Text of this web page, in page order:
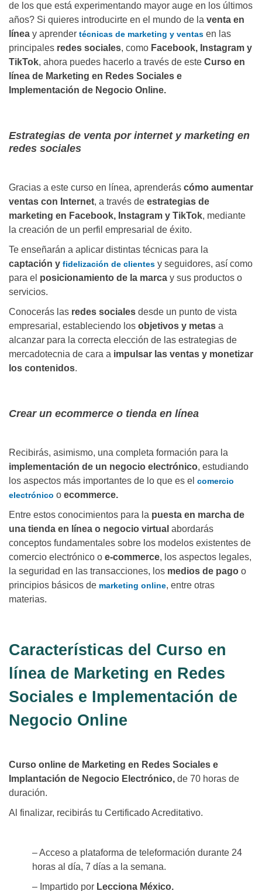
de los que está experimentando mayor auge en los últimos
años? Si quieres introducirte en el mundo de la venta en
línea y aprender técnicas de marketing y ventas en las
principales redes sociales, como Facebook, Instagram y
TikTok, ahora puedes hacerlo a través de este Curso en
línea de Marketing en Redes Sociales e
Implementación de Negocio Online.
Estrategias de venta por internet y marketing en
redes sociales
Gracias a este curso en línea, aprenderás cómo aumentar
ventas con Internet, a través de estrategias de
marketing en Facebook, Instagram y TikTok, mediante
la creación de un perfil empresarial de éxito.
Te enseñarán a aplicar distintas técnicas para la
captación y fidelización de clientes y seguidores, así como
para el posicionamiento de la marca y sus productos o
servicios.
Conocerás las redes sociales desde un punto de vista
empresarial, estableciendo los objetivos y metas a
alcanzar para la correcta elección de las estrategias de
mercadotecnia de cara a impulsar las ventas y monetizar
los contenidos.
Crear un ecommerce o tienda en línea
Recibirás, asimismo, una completa formación para la
implementación de un negocio electrónico, estudiando
los aspectos más importantes de lo que es el comercio
electrónico o ecommerce.
Entre estos conocimientos para la puesta en marcha de
una tienda en línea o negocio virtual abordarás
conceptos fundamentales sobre los modelos existentes de
comercio electrónico o e-commerce, los aspectos legales,
la seguridad en las transacciones, los medios de pago o
principios básicos de marketing online, entre otras
materias.
Características del Curso en
línea de Marketing en Redes
Sociales e Implementación de
Negocio Online
Curso online de Marketing en Redes Sociales e
Implantación de Negocio Electrónico, de 70 horas de
duración.
Al finalizar, recibirás tu Certificado Acreditativo.
– Acceso a plataforma de teleformación durante 24
horas al día, 7 días a la semana.
– Impartido por Lecciona México.